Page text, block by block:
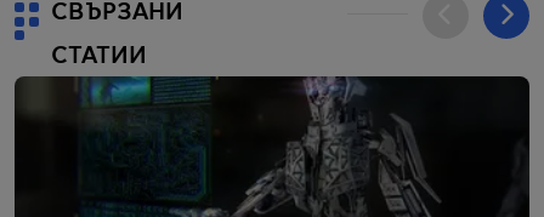
СВЪРЗАНИ
СТАТИИ